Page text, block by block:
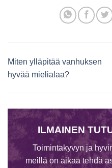
Miten ylläpitää vanhuksen
hyvää mielialaa?
ILMAINEN
Toimintakyvyn ja
meillä on aikaa tehdä